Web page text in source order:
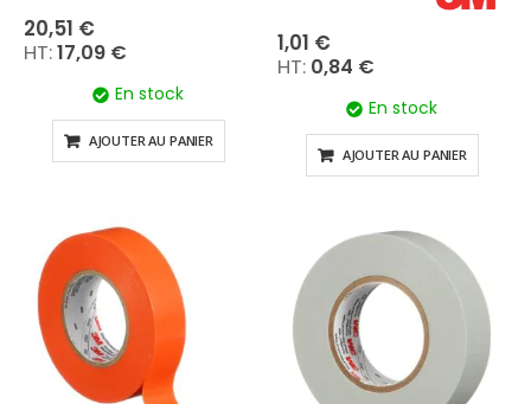
20,51 €
17,09 €
En stock
AJOUTER AU PANIER
1,01 €
0,84 €
En stock
AJOUTER AU PANIER